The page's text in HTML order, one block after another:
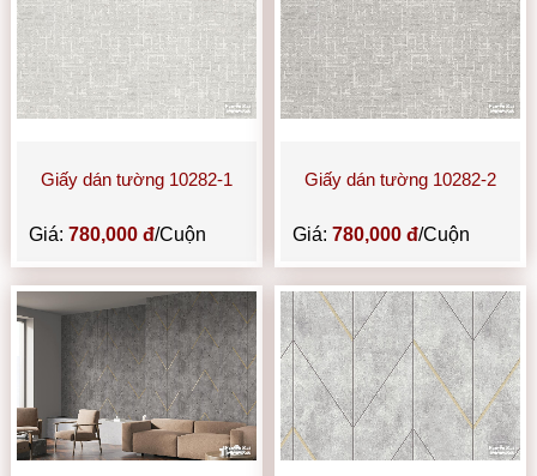
Giấy dán tường 10282-1
Giá:780,000 đ/Cuộn
Giấy dán tường 10282-2
Giá: 780,000 đ/Cuộn